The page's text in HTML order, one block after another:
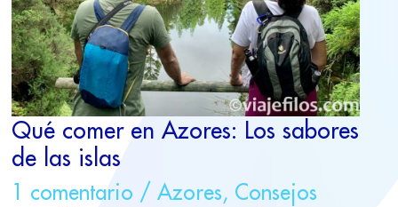
Qué comer en Azores: Los sabores
de las islas
1 comentario / Azores, Consejos
LAS
ISLAS